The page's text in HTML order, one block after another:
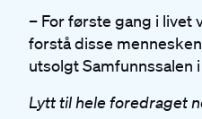
– For første gang i livet
forstå disse
utsolgt Samfunnssalen i
Lytt til hele foredraget